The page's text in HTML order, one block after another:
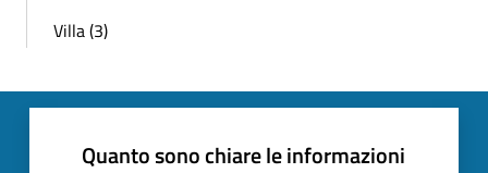
Villa (3)
Quanto sono chiare le informazioni